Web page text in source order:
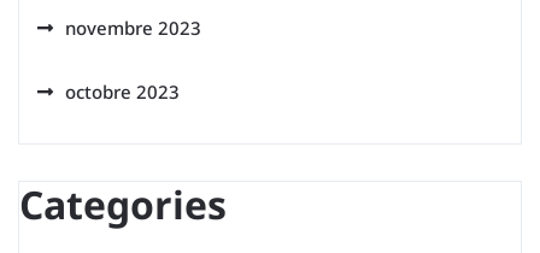
novembre 2023
octobre 2023
Categories